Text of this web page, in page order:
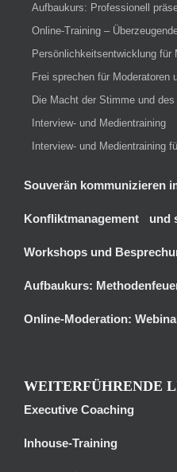
Aufbaukurs: Professionell
Online-Training –
Persönlichkeitsentwicklung für
Frei sprechen für Moderatoren
Die Macht der Stimme und
Interview- und Medientraining
Interview- und Medientraining
Souverän kommunizieren
Konfliktmanagement und
Workshops und
Aufbaukurs:
Online-Moderation:
WEITERFÜHRENDE
Executive Coaching
Inhouse-Training